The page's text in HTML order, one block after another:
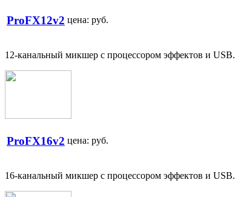
ProFX12v2 цена: руб.
12-канальный микшер с процессором эффектов и USB.
ProFX16v2 цена: руб.
16-канальный микшер с процессором эффектов и USB.